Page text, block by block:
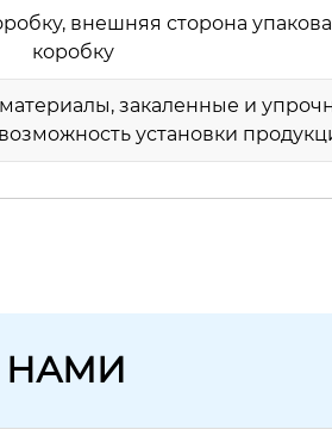
внешняя сторона
коробку
закаленные и
установки
НАМИ